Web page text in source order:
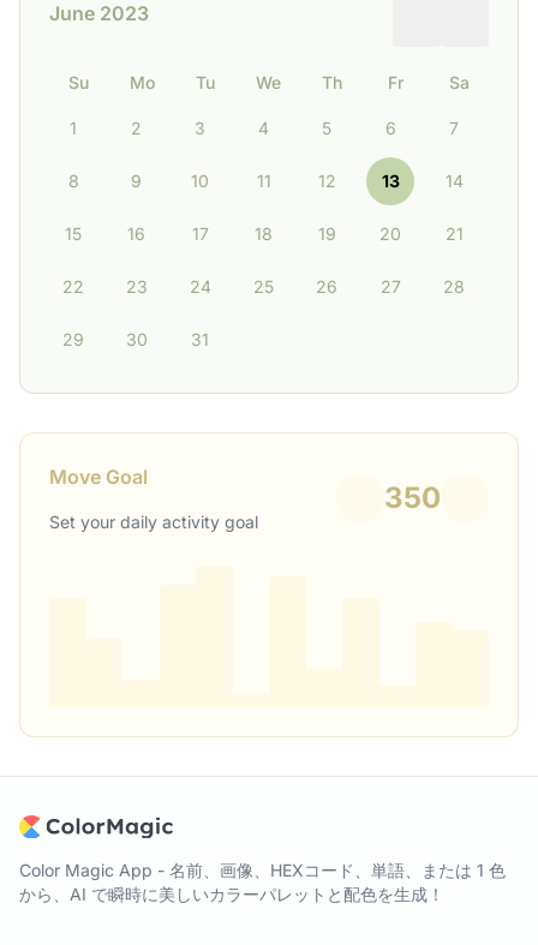
June 2023
Su Mo Tu We Th Fr Sa
1 2 3 4 5 6 7
8 9 10 11 12 13 14
15 16 17 18 19 20 21
22 23 24 25 26 27 28
29 30 31
Move Goal
Set your daily activity goal
350
Color Magic App - 名前、画像、HEXコード、単語、または 1 色
から、AI で瞬時に美しいカラーパレットと配色を生成！